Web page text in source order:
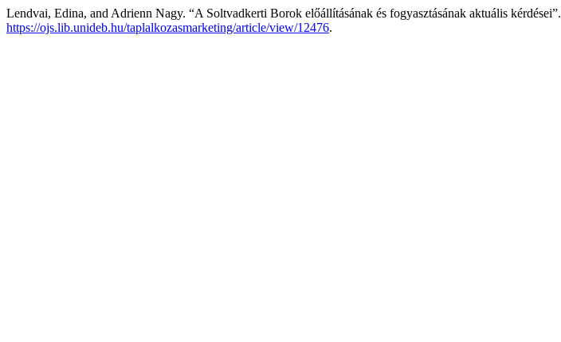
Lendvai, Edina, and Adrienn Nagy. “A Soltvadkerti Borok előállításának és fogyasztásának aktuális kérdései”.
https://ojs.lib.unideb.hu/taplalkozasmarketing/article/view/12476.